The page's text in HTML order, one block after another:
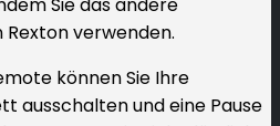
verwenden.
können Sie Ihre
ausschalten und eine Pause